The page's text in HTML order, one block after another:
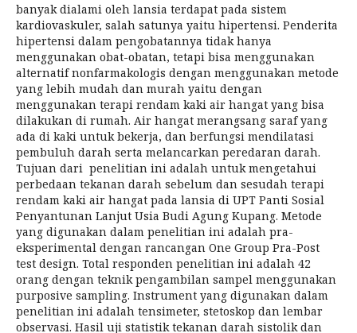
banyak dialami oleh lansia terdapat pada sistem
kardiovaskuler, salah satunya yaitu hipertensi. Penderita
hipertensi dalam pengobatannya tidak hanya
menggunakan obat-obatan, tetapi bisa menggunakan
alternatif nonfarmakologis dengan menggunakan metode
yang lebih mudah dan murah yaitu dengan
menggunakan terapi rendam kaki air hangat yang bisa
dilakukan di rumah. Air hangat merangsang saraf yang
ada di kaki untuk bekerja, dan berfungsi mendilatasi
pembuluh darah serta melancarkan peredaran darah.
Tujuan dari penelitian ini adalah untuk mengetahui
perbedaan tekanan darah sebelum dan sesudah terapi
rendam kaki air hangat pada lansia di UPT Panti Sosial
Penyantunan Lanjut Usia Budi Agung Kupang. Metode
yang digunakan dalam penelitian ini adalah pra-
eksperimental dengan rancangan One Group Pra-Post
test design. Total responden penelitian ini adalah 42
orang dengan teknik pengambilan sampel menggunakan
purposive sampling. Instrument yang digunakan dalam
penelitian ini adalah tensimeter, stetoskop dan lembar
observasi. Hasil uji statistik tekanan darah sistolik dan